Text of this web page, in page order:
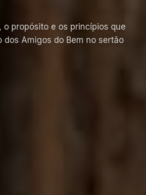
o propósito e os princípios que
dos Amigos do Bem no sertão